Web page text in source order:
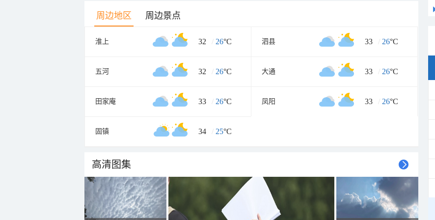
周边地区 周边景点
淮上 32 / 26°C 泗县 33 / 26°C
五河 32 / 26°C 大通 33 / 26°C
田家庵 33 / 26°C 凤阳 33 / 26°C
固镇 34 / 25°C
高清图集